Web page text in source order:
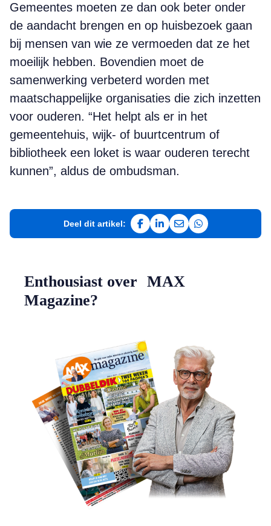
Gemeentes moeten ze dan ook beter onder
de aandacht brengen en op huisbezoek gaan
bij mensen van wie ze vermoeden dat ze het
moeilijk hebben. Bovendien moet de
samenwerking verbeterd worden met
maatschappelijke organisaties die zich inzetten
voor ouderen. “Het helpt als er in het
gemeentehuis, wijk- of buurtcentrum of
bibliotheek een loket is waar ouderen terecht
kunnen”, aldus de ombudsman.
Deel dit artikel:
Deel op Facebook
Deel op LinkedIn
Deel via e-mail
Deel via
Enthousiast over MAX
Magazine?